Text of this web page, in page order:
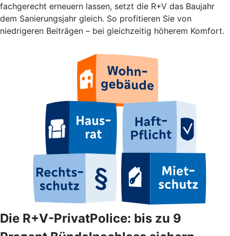
fachgerecht erneuern lassen, setzt die R+V das Baujahr
dem Sanierungsjahr gleich. So profitieren Sie von
niedrigeren Beiträgen – bei gleichzeitig höherem Komfort.
Die R+V-PrivatPolice: bis zu 9